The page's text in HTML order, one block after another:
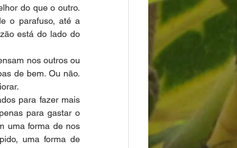
do que o outro.
o parafuso, até a
está do lado do
nos outros ou
de bem. Ou não.
para fazer mais
para gastar o
uma forma de nos
uma forma de